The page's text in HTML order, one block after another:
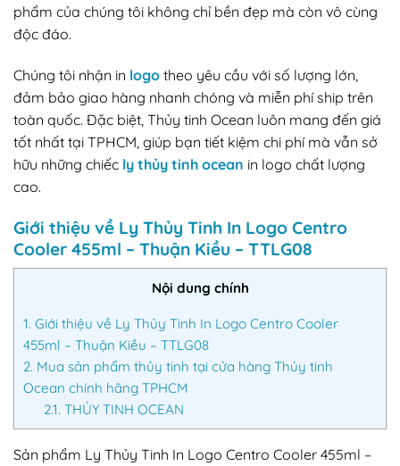
phẩm của chúng tôi không chỉ bền đẹp mà còn vô cùng
độc đáo.
Chúng tôi nhận in logo theo yêu cầu với số lượng lớn,
đảm bảo giao hàng nhanh chóng và miễn phí ship trên
toàn quốc. Đặc biệt, Thủy tinh Ocean luôn mang đến giá
tốt nhất tại TPHCM, giúp bạn tiết kiệm chi phí mà vẫn sở
hữu những chiếc ly thủy tinh ocean in logo chất lượng
cao.
Giới thiệu về Ly Thủy Tinh In Logo Centro
Cooler 455ml – Thuận Kiều – TTLG08
Nội dung chính
1. Giới thiệu về Ly Thủy Tinh In Logo Centro Cooler
455ml – Thuận Kiều – TTLG08
2. Mua sản phẩm thủy tinh tại cửa hàng Thủy tinh
Ocean chính hãng TPHCM
2.1. THỦY TINH OCEAN
Sản phẩm Ly Thủy Tinh In Logo Centro Cooler 455ml –